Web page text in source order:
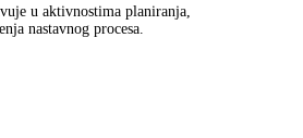
u aktivnostima planiranja,
nastavnog procesa.